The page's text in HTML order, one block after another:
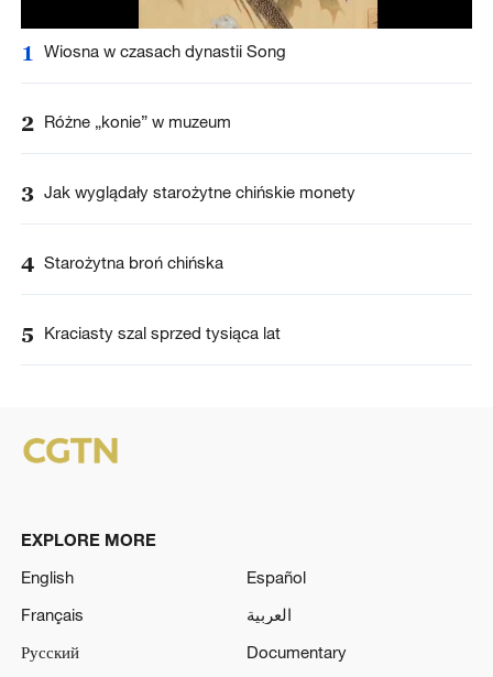
1 Wiosna w czasach dynastii Song
2 Różne „konie” w muzeum
3 Jak wyglądały starożytne chińskie monety
4 Starożytna broń chińska
5 Kraciasty szal sprzed tysiąca lat
EXPLORE MORE
English
Español
Français
العربية
Русский
Documentary